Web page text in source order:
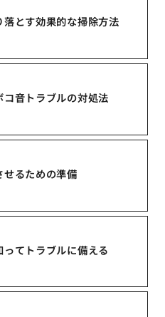
落とす効果的な掃除方法
コ音トラブルの対処法
せるための準備
てトラブルに備える